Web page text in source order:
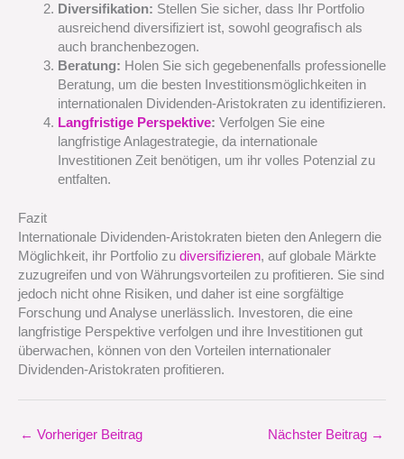
Diversifikation: Stellen Sie sicher, dass Ihr Portfolio
ausreichend diversifiziert ist, sowohl geografisch als
auch branchenbezogen.
Beratung: Holen Sie sich gegebenenfalls professionelle
Beratung, um die besten Investitionsmöglichkeiten in
internationalen Dividenden-Aristokraten zu identifizieren.
Langfristige Perspektive: Verfolgen Sie eine
langfristige Anlagestrategie, da internationale
Investitionen Zeit benötigen, um ihr volles Potenzial zu
entfalten.
Fazit
Internationale Dividenden-Aristokraten bieten den Anlegern die
Möglichkeit, ihr Portfolio zu diversifizieren, auf globale Märkte
zuzugreifen und von Währungsvorteilen zu profitieren. Sie sind
jedoch nicht ohne Risiken, und daher ist eine sorgfältige
Forschung und Analyse unerlässlich. Investoren, die eine
langfristige Perspektive verfolgen und ihre Investitionen gut
überwachen, können von den Vorteilen internationaler
Dividenden-Aristokraten profitieren.
← Vorheriger Beitrag Nächster Beitrag →